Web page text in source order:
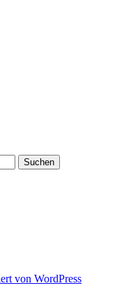
von WordPress